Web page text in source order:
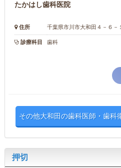
たかはし歯科医院
住所 千葉県市川市大和田４－６
診療科目 歯科
その他大和田の歯科医師・歯
押切